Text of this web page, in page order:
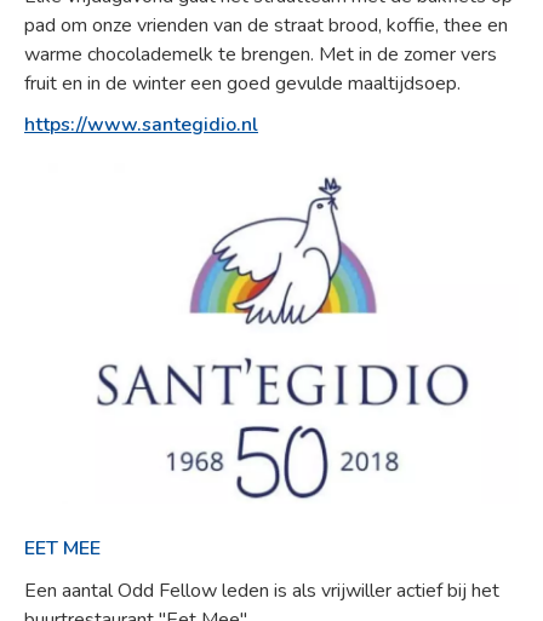
pad om onze vrienden van de straat brood, koffie, thee en
warme chocolademelk te brengen. Met in de zomer vers
fruit en in de winter een goed gevulde maaltijdsoep.
https://www.santegidio.nl
EET MEE
Een aantal Odd Fellow leden is als vrijwiller actief bij het